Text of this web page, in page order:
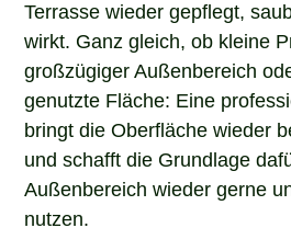
Terrasse wieder gepflegt,
wirkt. Ganz gleich, ob kleine
großzügiger Außenbereich
genutzte Fläche: Eine
bringt die Oberfläche wieder
und schafft die Grundlage
Außenbereich wieder gerne
nutzen.